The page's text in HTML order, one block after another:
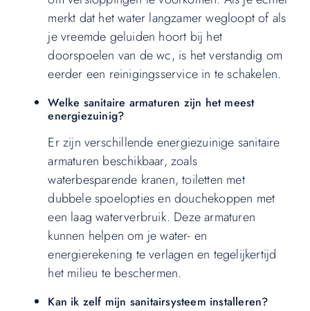
merkt dat het water langzamer wegloopt of als
je vreemde geluiden hoort bij het
doorspoelen van de wc, is het verstandig om
eerder een reinigingsservice in te schakelen.
Welke sanitaire armaturen zijn het meest
energiezuinig?
Er zijn verschillende energiezuinige sanitaire
armaturen beschikbaar, zoals
waterbesparende kranen, toiletten met
dubbele spoelopties en douchekoppen met
een laag waterverbruik. Deze armaturen
kunnen helpen om je water- en
energierekening te verlagen en tegelijkertijd
het milieu te beschermen.
Kan ik zelf mijn sanitairsysteem installeren?